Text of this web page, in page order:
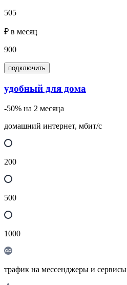
505
₽ в месяц
900
подключить
удобный для дома
-50% на 2 месяца
домашний интернет, мбит/с
200
500
1000
трафик на мессенджеры и сервисы